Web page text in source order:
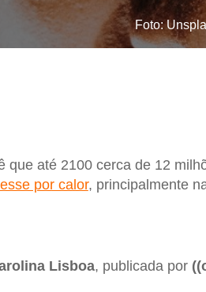
Foto:
que até 2100 cerca de 12
por calor, principalmente
Lisboa, publicada por